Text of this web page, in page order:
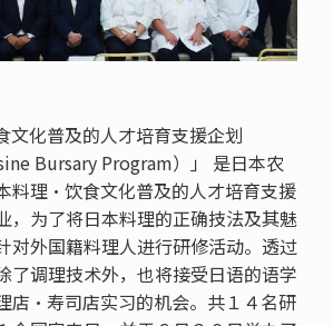
文化普及的人才培育支援企划
Bursary Program）」 是日本农
料理•饮食文化普及的人才培育支援
，为了将日本料理的正确技法及其魅
对外国籍料理人进行研修活动。透过
了调理技术外，也将接受日语的语学
店•寿司店实习的机会。共１４名研